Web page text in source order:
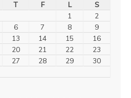
T F L
S
1
2
6 7 8
9
13 14 15
16
20 21 22
23
27 28 29
30